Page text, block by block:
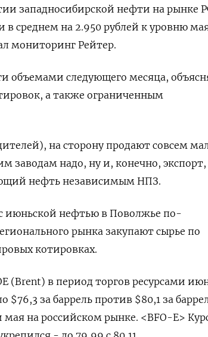
западносибирской нефти на рынке
среднем на 2.950 рублей к уровню
мониторинг Рейтер.
объемами следующего месяца,
а также ограниченным
на сторону продают совсем
заводам надо, ну и, конечно,
нефть независимым НПЗ.
июньской нефтью в Поволжье по-
рынка закупают сырье по
котировках.
(Brent) в период торгов ресурсами
за баррель против $80,1 за
на российском рынке. <BFO-E>